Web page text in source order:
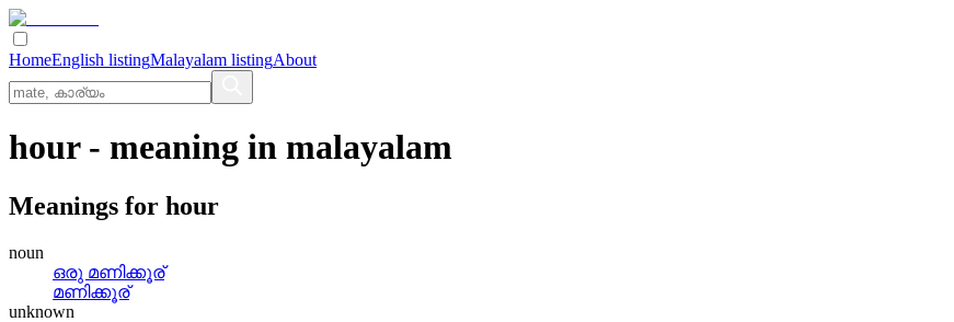
HomeEnglish listingMalayalam listingAbout
hour- meaning in malayalam
Meanings for hour
noun
ഒരു മണിക്കൂര്
മണിക്കൂര്
unknown